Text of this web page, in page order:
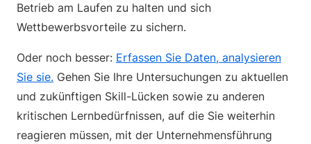
Betrieb am Laufen zu halten und sich
Wettbewerbsvorteile zu sichern.
Oder noch besser: Erfassen Sie Daten, analysieren
Sie sie. Gehen Sie Ihre Untersuchungen zu aktuellen
und zukünftigen Skill-Lücken sowie zu anderen
kritischen Lernbedürfnissen, auf die Sie weiterhin
reagieren müssen, mit der Unternehmensführung